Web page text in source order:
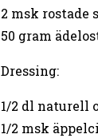
2 msk rostade
50 gram
Dressing:
1/2 dl naturell
1/2 msk